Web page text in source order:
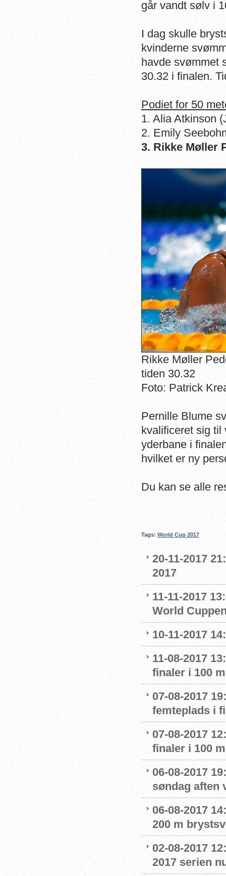
går vandt sølv i
I dag skulle
kvinderne
havde svømmet
30.32 i finalen.
Podiet for 50
1. Alia Atkinson
2. Emily
3. Rikke Møller
Rikke Møller
tiden 30.32
Foto: Patrick
Pernille Blume
kvalificeret sig til
yderbane i
hvilket er ny
Du kan se alle
Tags: World Cup 2017
20-11-2017
2017
11-11-2017
World
10-11-2017
11-08-2017
finaler i 100
07-08-2017
femteplads i
07-08-2017
finaler i 100
06-08-2017
søndag aften
06-08-2017
200 m
02-08-2017
2017 serien